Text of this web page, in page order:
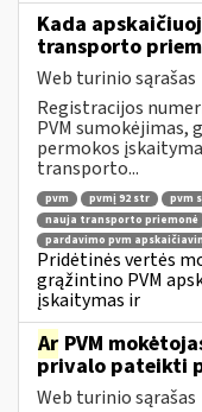
Kada
transporto
Web turinio sąrašas
Registracijos
PVM sumokėjimas,
permokos
transporto...
pvm pvmį 92 str pvm
nauja transporto priemonė
pardavimo pvm
Pridėtinės vertės
grąžintino PVM
įskaitymas ir
Ar PVM
privalo pateikti
Web turinio sąrašas